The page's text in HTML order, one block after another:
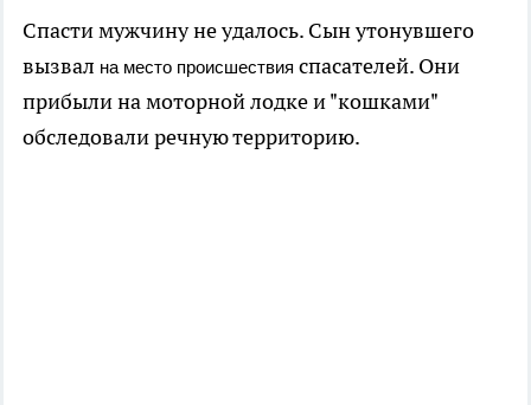
Спасти мужчину не удалось. Сын утонувшего
вызвал на место происшествия спасателей. Они
прибыли на моторной лодке и "кошками"
обследовали речную территорию.